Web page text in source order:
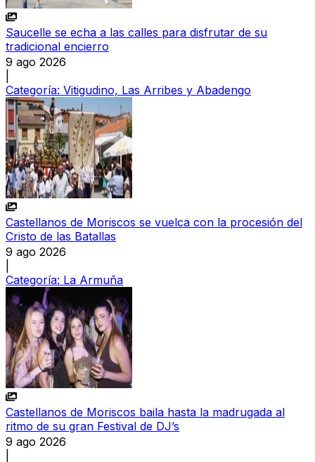
Saucelle se echa a las calles para disfrutar de su
tradicional encierro
9 ago 2026
Categoría: Vitigudino, Las Arribes y Abadengo
Castellanos de Moriscos se vuelca con la procesión del
Cristo de las Batallas
9 ago 2026
Categoría: La Armuña
Castellanos de Moriscos baila hasta la madrugada al
ritmo de su gran Festival de DJ’s
9 ago 2026